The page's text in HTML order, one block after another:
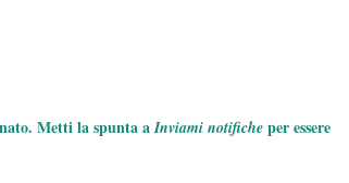
Metti la spunta aInviami notifiche per essere